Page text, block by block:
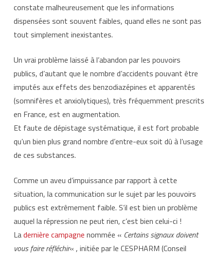
constate malheureusement que les informations
dispensées sont souvent faibles, quand elles ne sont pas
tout simplement inexistantes.
Un vrai problème laissé à l’abandon par les pouvoirs
publics, d’autant que le nombre d’accidents pouvant être
imputés aux effets des benzodiazépines et apparentés
(somnifères et anxiolytiques), très fréquemment prescrits
en France, est en augmentation.
Et faute de dépistage systématique, il est fort probable
qu’un bien plus grand nombre d’entre-eux soit dû à l’usage
de ces substances.
Comme un aveu d’impuissance par rapport à cette
situation, la communication sur le sujet par les pouvoirs
publics est extrêmement faible. S’il est bien un problème
auquel la répression ne peut rien, c’est bien celui-ci !
Ladernière campagne nommée « Certains signaux doivent
vous faire réfléchir« , initiée par le CESPHARM (Conseil